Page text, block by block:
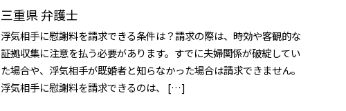
三重県 弁護士
浮気相手に慰謝料を請求できる条件は？請求の際は、時効や客観的な
証拠収集に注意を払う必要があります。すでに夫婦関係が破綻してい
た場合や、浮気相手が既婚者と知らなかった場合は請求できません。
浮気相手に慰謝料を請求できるのは、 […]